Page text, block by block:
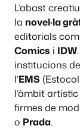
L’abast
la novel·la
editorials com
Comics i IDW
institucions
l’EMS
l’àmbit
firmes de
o Prada.